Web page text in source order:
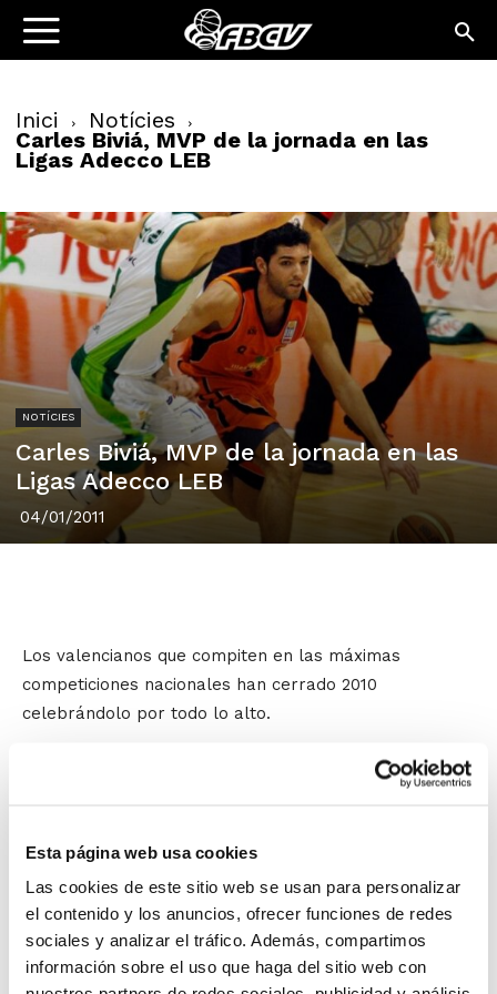
Esta página web usa cookies
Las cookies de este sitio web se usan para personalizar
el contenido y los anuncios, ofrecer funciones de redes
sociales y analizar el tráfico. Además, compartimos
información sobre el uso que haga del sitio web con
Inici Notícies
Carles Biviá, MVP de la jornada en las
Ligas Adecco LEB
NOTÍCIES
Carles Biviá, MVP de la jornada en las
Ligas Adecco LEB
04/01/2011
Los valencianos que compiten en las máximas
competiciones nacionales han cerrado 2010
celebrándolo por todo lo alto.
Carles Biviá
desde que arrancó la Adecco Plata se han visto
ha convertido en indiscutible MVP de las Ligas Adecco
asistencias y 8 faltas recibidas para un total de 36 de
valoración. El base valenciano del Bàsquet Mallorca
está siendo el gran referente de un conjunto que
aspira al ascenso.